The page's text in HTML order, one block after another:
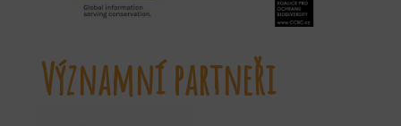
Významní partneři